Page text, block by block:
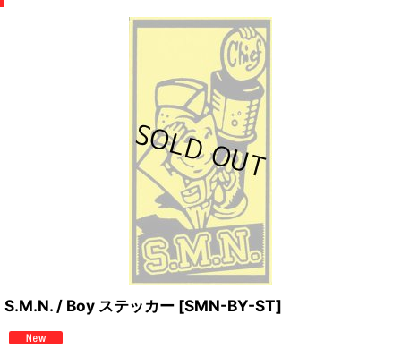
S.M.N. / Boy ステッカー [SMN-BY-ST]